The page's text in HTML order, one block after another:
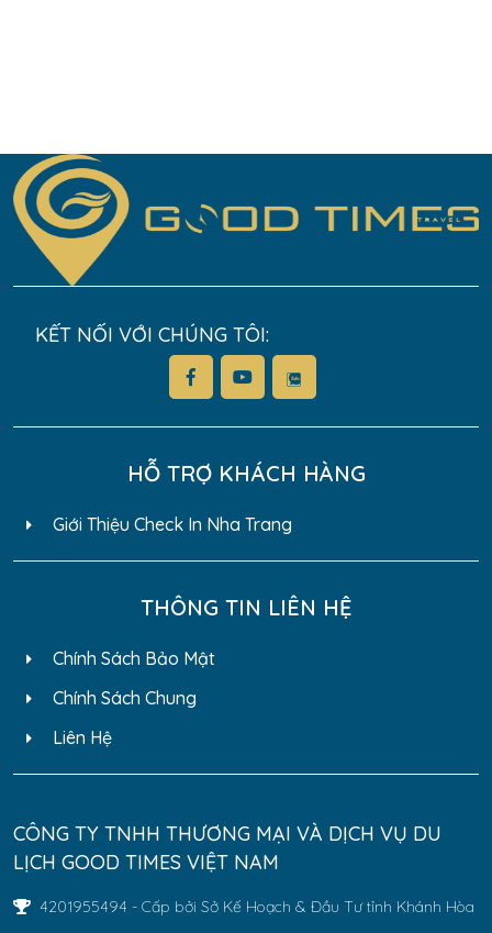
KẾT NỐI VỚI CHÚNG TÔI:
HỖ TRỢ KHÁCH HÀNG
Giới Thiệu Check In Nha Trang
THÔNG TIN LIÊN HỆ
Chính Sách Bảo Mật
Chính Sách Chung
Liên Hệ
CÔNG TY TNHH THƯƠNG MẠI VÀ DỊCH VỤ DU
LỊCH GOOD TIMES VIỆT NAM
4201955494 - Cấp bởi Sở Kế Hoạch & Đầu Tư tỉnh Khánh Hòa